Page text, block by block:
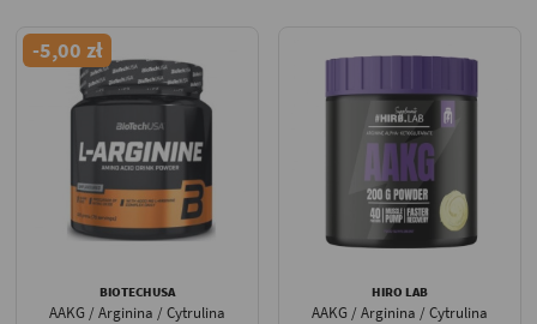
-5,00 zł
BIOTECHUSA
AAKG / Arginina / Cytrulina
HIRO LAB
AAKG / Arginina / Cytrulina